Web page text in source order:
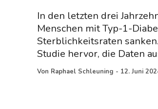
In den letzten drei
Menschen mit Typ-1-
Sterblichkeitsraten
Studie hervor, die Daten
Von Raphael Schleuning - 12. Juni